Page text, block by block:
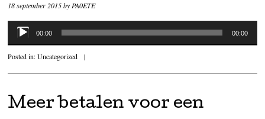
18 september 2015byPA0ETE
Audiospeler
00:00 00:00
Posted in:Uncategorized |
Meer betalen voor een